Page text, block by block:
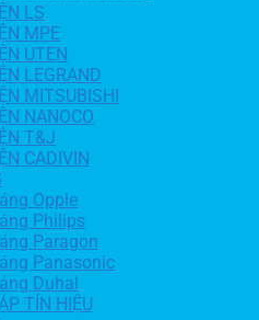
LS
MPE
UTEN
LEGRAND
MITSUBISHI
NANOCO
T&J
CADIVIN
Opple
Philips
Paragon
Panasonic
Duhal
TÍN HIỆU